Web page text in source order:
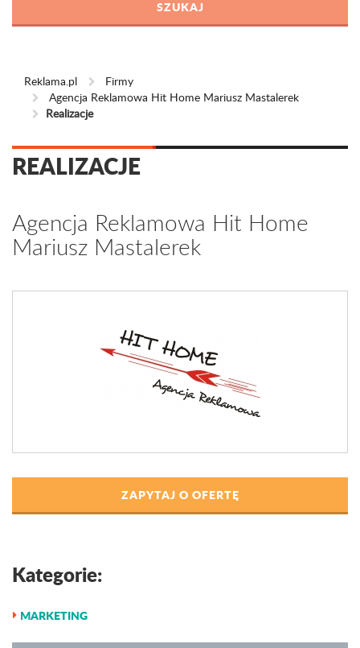
Reklama.pl
Firmy
Agencja Reklamowa Hit Home Mariusz Mastalerek
Realizacje
REALIZACJE
Agencja Reklamowa Hit Home
Mariusz Mastalerek
ZAPYTAJ O OFERTĘ
Kategorie:
MARKETING